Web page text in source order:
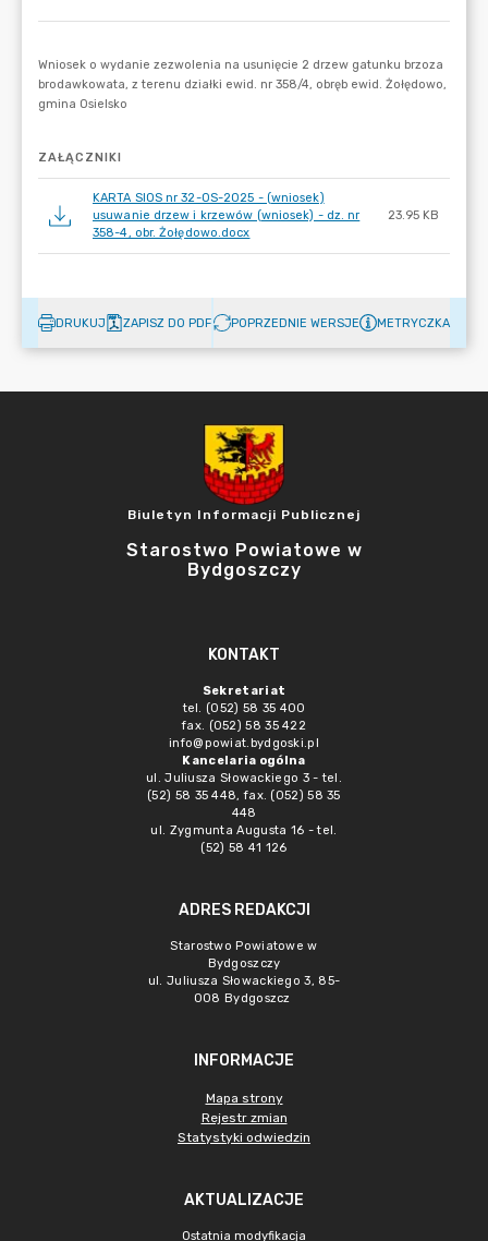
ZAŁĄCZNIKI
KARTA SIOS nr 32-OS-2025 - (wniosek)
usuwanie drzew i krzewów (wniosek) - dz. nr
358-4, obr. Żołędowo.docx
23.95 KB
DRUKUJ ZAPISZ DO PDF POPRZEDNIE WERSJE METRYCZKA
Biuletyn Informacji Publicznej
Starostwo Powiatowe w
Bydgoszczy
KONTAKT
Sekretariat
tel. (052) 58 35 400
fax. (052) 58 35 422
info@powiat.bydgoski.pl
Kancelaria ogólna
ul. Juliusza Słowackiego 3 - tel.
(52) 58 35 448, fax. (052) 58 35
448
ul. Zygmunta Augusta 16 - tel.
(52) 58 41 126
ADRES REDAKCJI
Starostwo Powiatowe w
Bydgoszczy
ul. Juliusza Słowackiego 3, 85-
008 Bydgoszcz
INFORMACJE
Mapa strony
Rejestr zmian
Statystyki odwiedzin
AKTUALIZACJE
Ostatnia modyfikacja